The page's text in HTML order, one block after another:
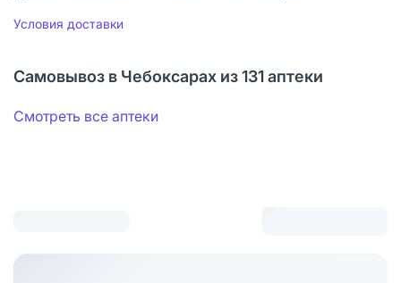
Условия доставки
Самовывоз в Чебоксарах из 131 аптеки
Смотреть все аптеки